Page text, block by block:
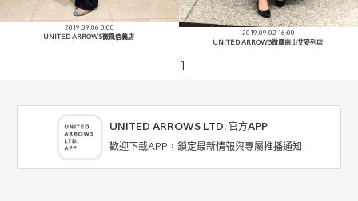
2019.09.06 0:00
UNITED ARROWS微風信義店
2019.09.02 16:00
UNITED ARROWS微風南山艾妥列店
1
UNITED ARROWS LTD. 官方APP
歡迎下載APP，鎖定最新情報與專屬推播通知